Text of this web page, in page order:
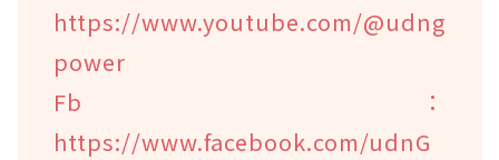
https://www.youtube.com/@udng
power
Fb：
https://www.facebook.com/udnG